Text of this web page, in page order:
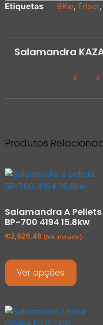
Etiquetas
9Kw, Frisor,
Salamandra
Produtos
Salamandra A Pellets
BP-700 4194 15.8kw
€2,926.48 (IVA Incluído)
Ver opções